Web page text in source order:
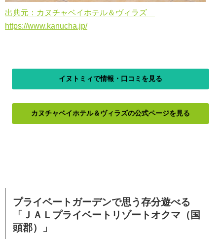
出典元：カヌチャベイホテル＆ヴィラズ
https://www.kanucha.jp/
イヌトミィで情報・口コミを見る
カヌチャベイホテル＆ヴィラズの公式ページを見る
プライベートガーデンで思う存分遊べる
「ＪＡＬプライベートリゾートオクマ（国
頭郡）」